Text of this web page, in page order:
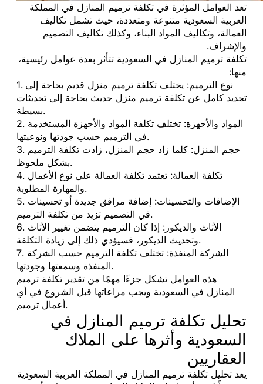
تعد العوامل المؤثرة في تكلفة ترميم المنازل في المملكة
العربية السعودية متنوعة ومتعددة، حيث تشمل تكاليف
العمالة، وتكاليف المواد البناء، وكذلك تكاليف التصميم
والإشراف.
تكلفة ترميم المنازل في السعودية تتأثر بعدة عوامل رئيسية،
منها:
1. نوع الترميم: يختلف تكلفة ترميم منزل قديم بحاجة إلى
تجديد كامل عن تكلفة ترميم منزل حديث بحاجة إلى تحديثات
بسيطة.
2. المواد والأجهزة: تختلف تكلفة المواد والأجهزة المستخدمة
في الترميم حسب جودتها ونوعيتها.
3. حجم المنزل: كلما زاد حجم المنزل، زادت تكلفة الترميم
بشكل ملحوظ.
4. تكلفة العمالة: تعتمد تكلفة العمالة على نوع الأعمال
والمهارة المطلوبة.
5. الإضافات والتحسينات: إضافة مرافق جديدة أو تحسينات
في التصميم تزيد من تكلفة الترميم.
6. الأثاث والديكور: إذا كان الترميم يتضمن تغيير الأثاث
وتحديث الديكور، فسيؤدي ذلك إلى زيادة التكلفة.
7. الشركة المنفذة: تختلف تكلفة الترميم حسب الشركة
المنفذة وسمعتها وجودتها.
هذه العوامل تشكل جزءًا مهمًا من تقدير تكلفة ترميم
المنازل في السعودية ويجب مراعاتها قبل الشروع في أي
أعمال ترميم.
تحليل تكلفة ترميم المنازل في
السعودية وأثرها على الملاك
العقاريين
يعد تحليل تكلفة ترميم المنازل في المملكة العربية السعودية